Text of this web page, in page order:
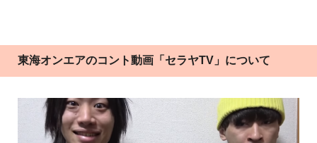
東海オンエアのコント動画「セラヤTV」について